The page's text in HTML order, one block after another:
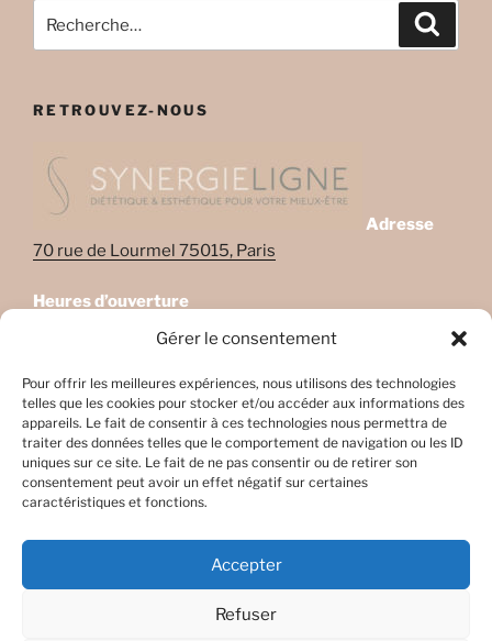
Gérer le consentement
Pour offrir les meilleures expériences, nous utilisons des technologies
telles que les cookies pour stocker et/ou accéder aux informations des
appareils. Le fait de consentir à ces technologies nous permettra de
traiter des données telles que le comportement de navigation ou les ID
uniques sur ce site. Le fait de ne pas consentir ou de retirer son
consentement peut avoir un effet négatif sur certaines
caractéristiques et fonctions.
Accepter
Refuser
pour
RETROUVEZ-NOUS
Adresse
70 rue de Lourmel 75015, Paris
Heures d’ouverture
Lundi: 08:45–22:00
Mercredi: Fermé
Jeudi: 08:45-17h45
Vendredi: 08:45-17h45
Samedi: Fermé
Dimanche: Fermé